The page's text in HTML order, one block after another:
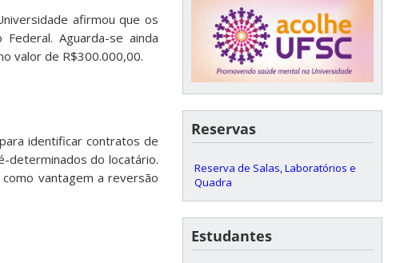
afirmou que os
Aguarda-se ainda
valor de R$300.000,00.
identificar contratos de
determinados do locatário.
vantagem a reversão
Reservas
Reserva de Salas, Laboratórios e
Quadra
Estudantes